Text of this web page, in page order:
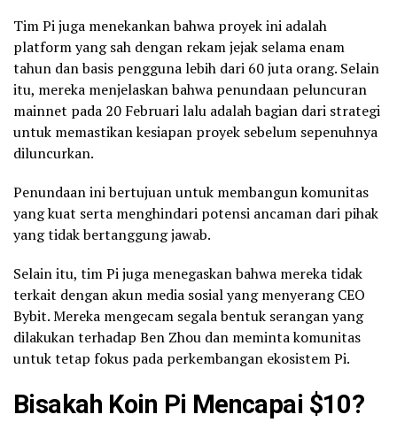
Tim Pi juga menekankan bahwa proyek ini adalah
platform yang sah dengan rekam jejak selama enam
tahun dan basis pengguna lebih dari 60 juta orang. Selain
itu, mereka menjelaskan bahwa penundaan peluncuran
mainnet pada 20 Februari lalu adalah bagian dari strategi
untuk memastikan kesiapan proyek sebelum sepenuhnya
diluncurkan.
Penundaan ini bertujuan untuk membangun komunitas
yang kuat serta menghindari potensi ancaman dari pihak
yang tidak bertanggung jawab.
Selain itu, tim Pi juga menegaskan bahwa mereka tidak
terkait dengan akun media sosial yang menyerang CEO
Bybit. Mereka mengecam segala bentuk serangan yang
dilakukan terhadap Ben Zhou dan meminta komunitas
untuk tetap fokus pada perkembangan ekosistem Pi.
Bisakah Koin Pi Mencapai $10?